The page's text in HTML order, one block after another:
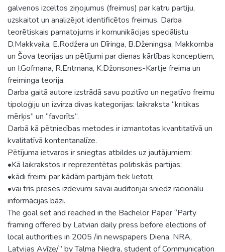
galvenos izceltos ziņojumus (freimus) par katru partiju,
uzskaitot un analizējot identificētos freimus. Darba
teorētiskais pamatojums ir komunikācijas speciālistu
D.Makkvaila, E.Rodžera un Dīringa, B.Dženingsa, Makkomba
un Šova teorijas un pētījumi par dienas kārtības konceptiem,
un I.Gofmana, R.Entmana, K.Džonsones-Kartje freima un
freiminga teorija.
Darba gaitā autore izstrādā savu pozitīvo un negatīvo freimu
tipoloģiju un izvirza divas kategorijas: laikraksta “kritikas
mērķis” un “favorīts”.
Darbā kā pētniecības metodes ir izmantotas kvantitatīvā un
kvalitatīvā kontentanalīze.
Pētījuma ietvaros ir sniegtas atbildes uz jautājumiem:
•Kā laikrakstos ir reprezentētas politiskās partijas;
•kādi freimi par kādām partijām tiek lietoti;
•vai trīs preses izdevumi savai auditorijai sniedz racionālu
informācijas bāzi.
The goal set and reached in the Bachelor Paper “Party
framing offered by Latvian daily press before elections of
local authorities in 2005 /in newspapers Diena, NRA,
Latvijas Avīze/” by Talma Niedra, student of Communication